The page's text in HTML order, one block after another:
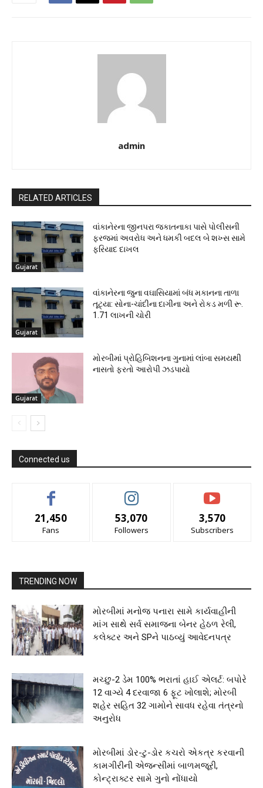
admin
RELATED ARTICLES
Gujarat
વાંકાનેરના જીનપરા જકાતનાકા પાસે પોલીસની
ફરજમાં અવરોધ અને ધમકી બદલ બે શખ્સ સામે
ફરિયાદ દાખલ
Gujarat
વાંકાનેરના જુના વઘાસિયામાં બંધ મકાનના તાળા
તૂટ્યા: સોના-ચાંદીના દાગીના અને રોકડ મળી રૂ.
1.71 લાખની ચોરી
Gujarat
મોરબીમાં પ્રોહિબિશનના ગુનામાં લાંબા સમયથી
નાસતો ફરતો આરોપી ઝડપાયો
Connected us
21,450
Fans
53,070
Followers
3,570
Subscribers
TRENDING NOW
મોરબીમાં મનોજ પનારા સામે કાર્યવાહીની
માંગ સાથે સર્વ સમાજના બેનર હેઠળ રેલી,
કલેક્ટર અને SPને પાઠવ્યું આવેદનપત્ર
મચ્છુ-2 ડેમ 100% ભરાતાં હાઈ એલર્ટ: બપોરે
12 વાગ્યે 4 દરવાજા 6 ફૂટ ખોલાશે; મોરબી
શહેર સહિત 32 ગામોને સાવધ રહેવા તંત્રનો
અનુરોધ
મોરબીમાં ડોર-ટુ-ડોર કચરો એકત્ર કરવાની
કામગીરીની એજન્સીમાં બાળમજૂરી,
કોન્ટ્રાક્ટર સામે ગુનો નોંધાયો